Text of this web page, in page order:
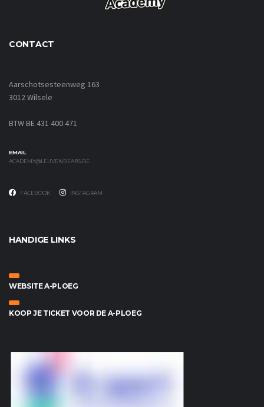
CONTACT
Aarschotsesteenweg 163
3012 Wilsele
BTW BE 431 400 471
EMAIL
ACADEMY@LEUVENBEARS.BE
FACEBOOK INSTAGRAM
HANDIGE LINKS
WEBSITE A-PLOEG
KOOP JE TICKET VOOR DE A-PLOEG